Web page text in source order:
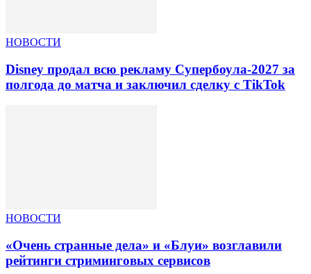
НОВОСТИ
Disney продал всю рекламу Супербоула-2027 за
полгода до матча и заключил сделку с TikTok
НОВОСТИ
«Очень странные дела» и «Блуи» возглавили
рейтинги стриминговых сервисов